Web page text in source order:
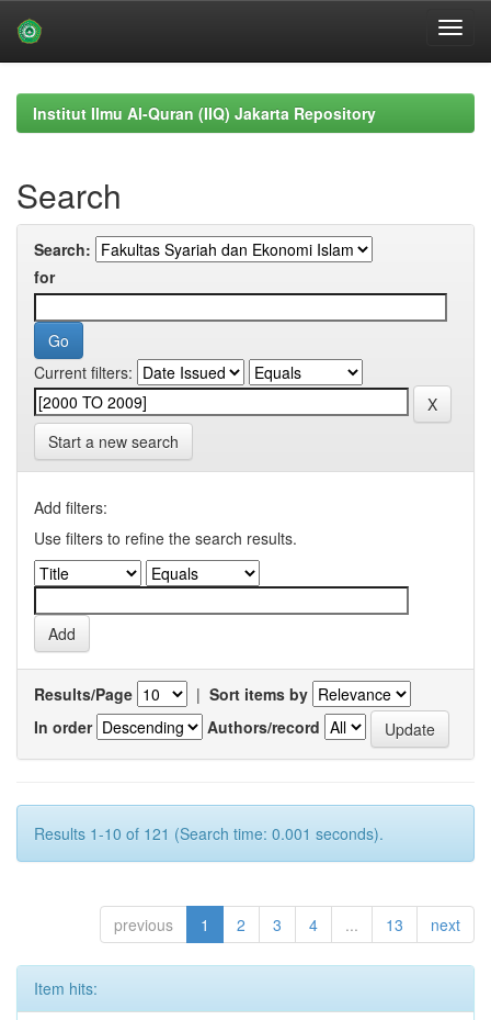
navigationInstitut Ilmu Al-Quran (IIQ) Jakarta Repository
Search
Search:
for
Current filters:
Start a new search
Add filters:
Use filters to refine the search results.
Results/Page | Sort items by
In order
Authors/record
Results 1-10 of 121 (Search time: 0.001 seconds).
previous 1 2 3 4 ... 13 next
Item hits: